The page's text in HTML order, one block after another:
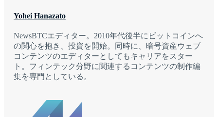
Yohei Hanazato
NewsBTCエディター。2010年代後半にビットコインへ
の関心を抱き、投資を開始。同時に、暗号資産ウェブ
コンテンツのエディターとしてもキャリアをスター
ト。フィンテック分野に関連するコンテンツの制作編
集を専門としている。